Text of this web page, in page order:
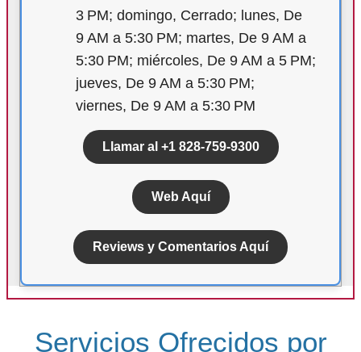
3 PM; domingo, Cerrado; lunes, De
9 AM a 5:30 PM; martes, De 9 AM a
5:30 PM; miércoles, De 9 AM a 5 PM;
jueves, De 9 AM a 5:30 PM;
viernes, De 9 AM a 5:30 PM
Llamar al +1 828-759-9300
Web Aquí
Reviews y Comentarios Aquí
Servicios Ofrecidos por